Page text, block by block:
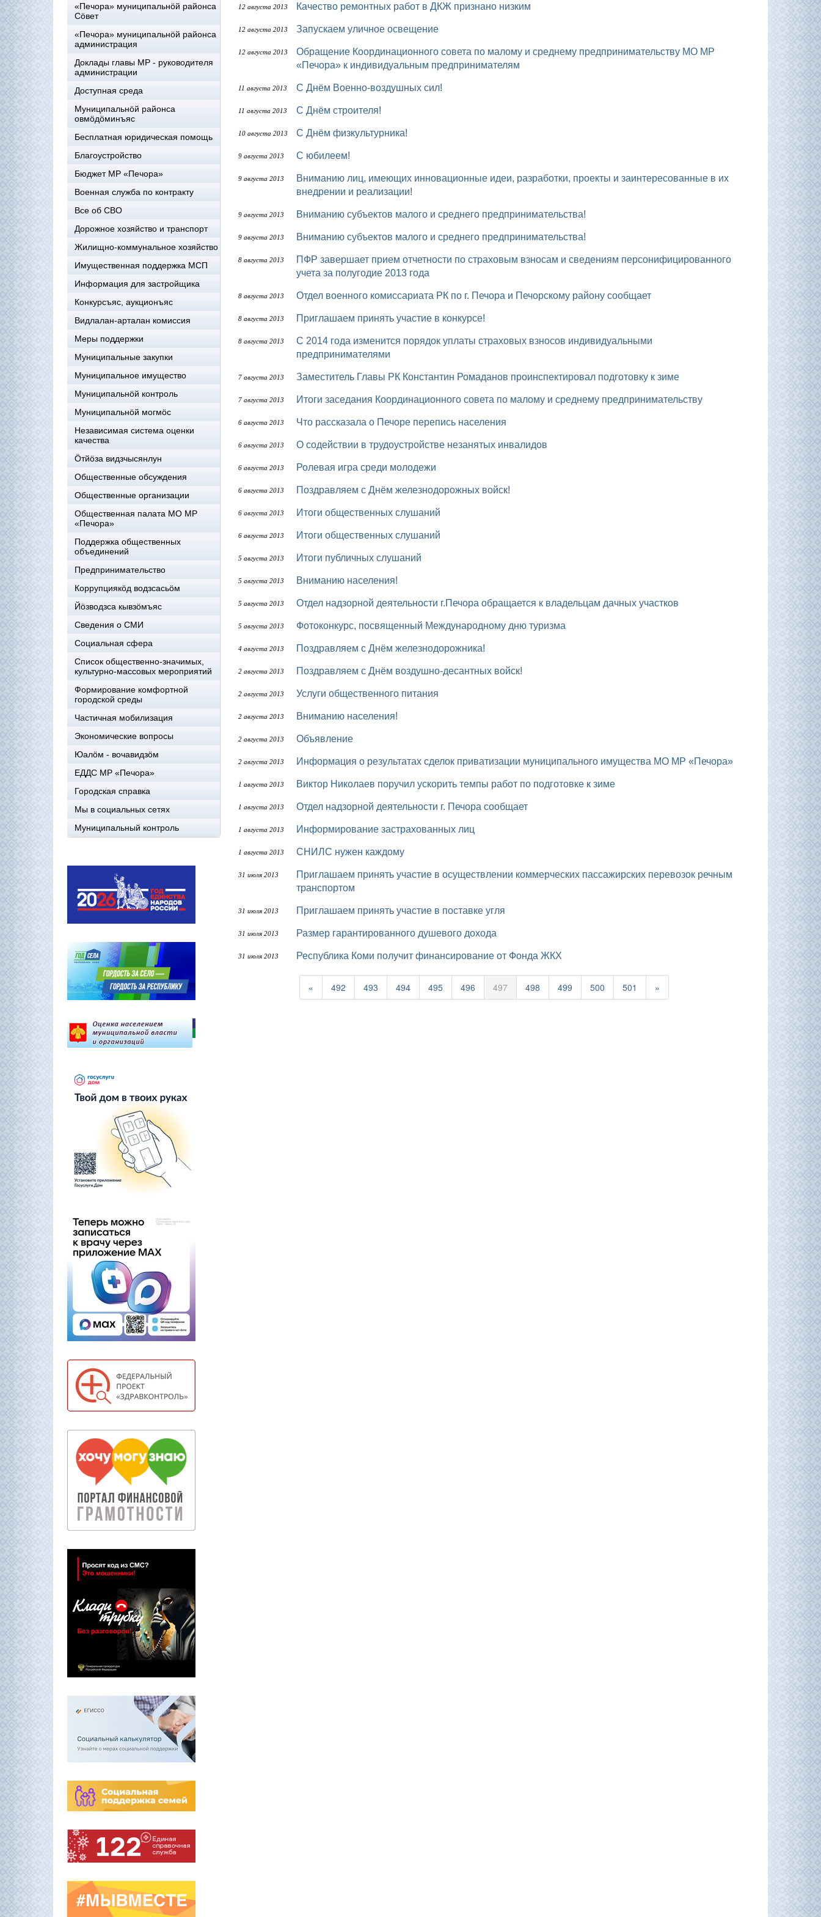
«Печора» муниципальнöй районса
Сöвет
«Печора» муниципальнöй районса
администрация
Доклады главы МР - руководителя
администрации
Доступная среда
Муниципальнöй районса
овмöдöминъяс
Бесплатная юридическая помощь
Благоустройство
Бюджет МР «Печора»
Военная служба по контракту
Все об СВО
Дорожное хозяйство и транспорт
Жилищно-коммунальное хозяйство
Имущественная поддержка МСП
Информация для застройщика
Конкурсъяс, аукционъяс
Видлалан-арталан комиссия
Меры поддержки
Муниципальные закупки
Муниципальное имущество
Муниципальнӧй контроль
Муниципальнöй могмöс
Независимая система оценки
качества
Öтйöза видзчысянлун
Общественные обсуждения
Общественные организации
Общественная палата МО МР
«Печора»
Поддержка общественных
объединений
Предпринимательство
Коррупциякöд водзсасьöм
Йöзводзса кывзöмъяс
Сведения о СМИ
Социальная сфера
Список общественно-значимых,
культурно-массовых мероприятий
Формирование комфортной
городской среды
Частичная мобилизация
Экономические вопросы
Юалӧм - вочавидзӧм
ЕДДС МР «Печора»
Городская справка
Мы в социальных сетях
Муниципальный контроль
12 августа 2013 Качество ремонтных работ в ДКЖ признано низким
12 августа 2013 Запускаем уличное освещение
12 августа 2013
Обращение Координационного совета по малому и среднему предпринимательству МО МР
«Печора» к индивидуальным предпринимателям
11 августа 2013 С Днём Военно-воздушных сил!
11 августа 2013 С Днём строителя!
10 августа 2013 С Днём физкультурника!
9 августа 2013 С юбилеем!
9 августа 2013
Вниманию лиц, имеющих инновационные идеи, разработки, проекты и заинтересованные в их
внедрении и реализации!
9 августа 2013 Вниманию субъектов малого и среднего предпринимательства!
9 августа 2013 Вниманию субъектов малого и среднего предпринимательства!
8 августа 2013
ПФР завершает прием отчетности по страховым взносам и сведениям персонифицированного
учета за полугодие 2013 года
8 августа 2013 Отдел военного комиссариата РК по г. Печора и Печорскому району сообщает
8 августа 2013 Приглашаем принять участие в конкурсе!
8 августа 2013
С 2014 года изменится порядок уплаты страховых взносов индивидуальными
предпринимателями
7 августа 2013 Заместитель Главы РК Константин Ромаданов проинспектировал подготовку к зиме
7 августа 2013 Итоги заседания Координационного совета по малому и среднему предпринимательству
6 августа 2013 Что рассказала о Печоре перепись населения
6 августа 2013 О содействии в трудоустройстве незанятых инвалидов
6 августа 2013 Ролевая игра среди молодежи
6 августа 2013 Поздравляем с Днём железнодорожных войск!
6 августа 2013 Итоги общественных слушаний
6 августа 2013 Итоги общественных слушаний
5 августа 2013 Итоги публичных слушаний
5 августа 2013 Вниманию населения!
5 августа 2013 Отдел надзорной деятельности г.Печора обращается к владельцам дачных участков
5 августа 2013 Фотоконкурс, посвященный Международному дню туризма
4 августа 2013 Поздравляем с Днём железнодорожника!
2 августа 2013 Поздравляем с Днём воздушно-десантных войск!
2 августа 2013 Услуги общественного питания
2 августа 2013 Вниманию населения!
2 августа 2013 Объявление
2 августа 2013 Информация о результатах сделок приватизации муниципального имущества МО МР «Печора»
1 августа 2013 Виктор Николаев поручил ускорить темпы работ по подготовке к зиме
1 августа 2013 Отдел надзорной деятельности г. Печора сообщает
1 августа 2013 Информирование застрахованных лиц
1 августа 2013 СНИЛС нужен каждому
31 июля 2013
Приглашаем принять участие в осуществлении коммерческих пассажирских перевозок речным
транспортом
31 июля 2013 Приглашаем принять участие в поставке угля
31 июля 2013 Размер гарантированного душевого дохода
31 июля 2013 Республика Коми получит финансирование от Фонда ЖКХ
« 492 493 494 495 496 497 498 499 500 501 »